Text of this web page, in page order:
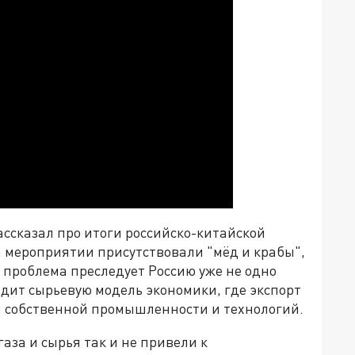
про итоги российско-китайской
присутствовали "мёд и крабы",
преследует Россию уже не одно
сырьевую модель экономики, где экспорт
собственной промышленности и технологий.
и сырья так и не привели к